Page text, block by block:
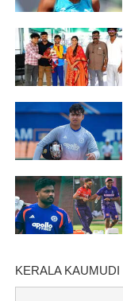
KERALA KAUMUDI